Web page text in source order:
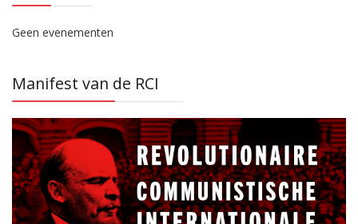
Geen evenementen
Manifest van de RCI